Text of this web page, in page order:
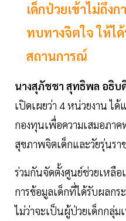
เด็กป่วยเข้าไม่ถึง
ทบทางจิตใจ ให้ไ
สถานการณ์
นางสุภัชชา สุทธิพล อธิบ
เปิดเผยว่า 4 หน่วยงาน ได้
กองทุนเพื่อความเสมอภา
สุขภาพจิตเด็กและวัยรุ่นร
ร่วมกันจัดตั้งศูนย์ช่วยเหลือ
การข้อมูลเด็กที่ได้รับผลก
ไม่ว่าจะเป็นผู้ป่วยเด็กกลุ่ม